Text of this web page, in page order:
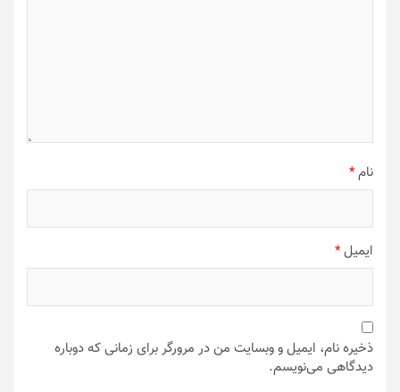
نام*
ایمیل*
ذخیره نام، ایمیل و وبسایت من در مرورگر برای زمانی که دوباره
دیدگاهی می‌نویسم.